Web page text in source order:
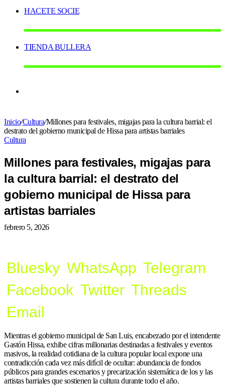
HACETE SOCIE
TIENDA BULLERA
skin
Inicio/Cultura/Millones para festivales, migajas para la cultura barrial: el
destrato del gobierno municipal de Hissa para artistas barriales
Cultura
Millones para festivales, migajas para
la cultura barrial: el destrato del
gobierno municipal de Hissa para
artistas barriales
febrero 5, 2026
Bluesky WhatsApp Telegram
Facebook Twitter Threads
Email
Mientras el gobierno municipal de San Luis, encabezado por el intendente
Gastón Hissa, exhibe cifras millonarias destinadas a festivales y eventos
masivos, la realidad cotidiana de la cultura popular local expone una
contradicción cada vez más difícil de ocultar: abundancia de fondos
públicos para grandes escenarios y precarización sistemática de los y las
artistas barriales que sostienen la cultura durante todo el año.